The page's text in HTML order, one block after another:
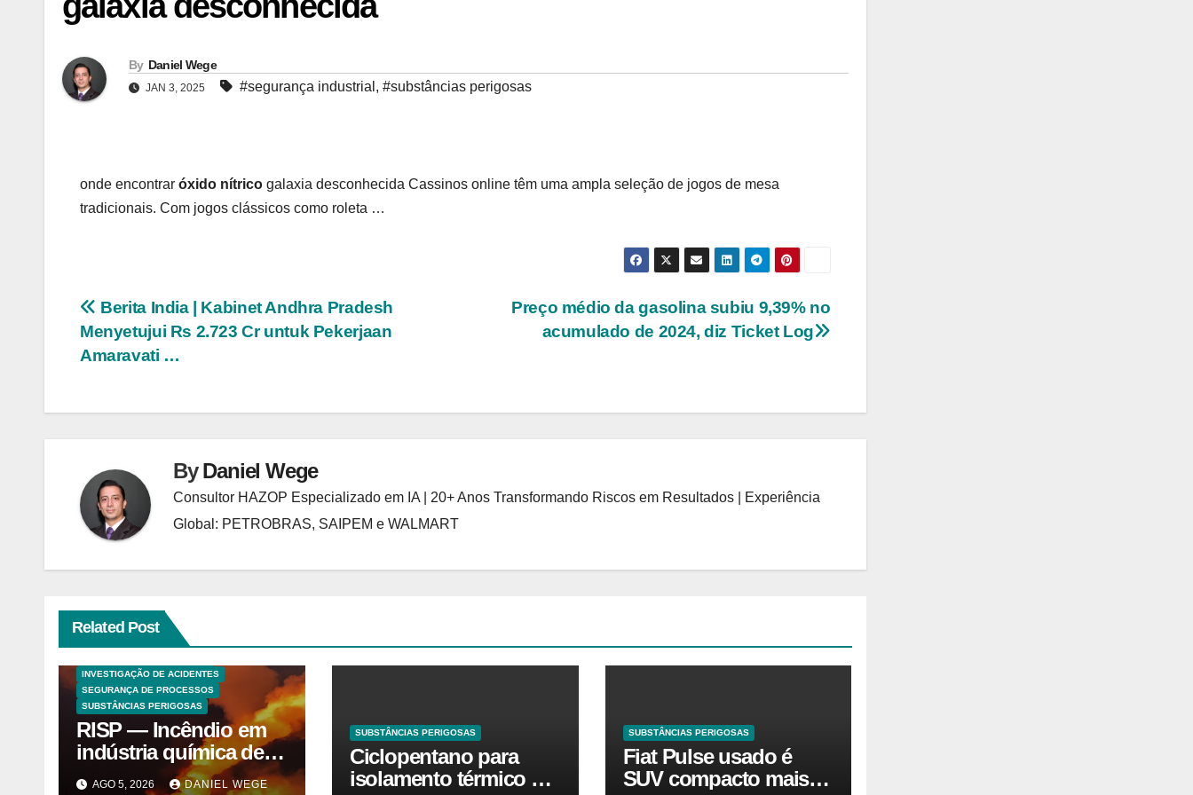
By Daniel Wege
JAN 3, 2025 #segurança industrial , #substâncias perigosas
onde encontrar óxido nítrico galaxia desconhecida Cassinos online têm uma ampla seleção de jogos de mesa
tradicionais. Com jogos clássicos como roleta …
Navegação
de
Preço médio da gasolina subiu 9,39% no
acumulado de 2024, diz Ticket Log
Berita India | Kabinet Andhra Pradesh
Menyetujui Rs 2.723 Cr untuk Pekerjaan
Amaravati …
ByDaniel Wege
Consultor HAZOP Especializado em IA | 20+ Anos Transformando Riscos em Resultados | Experiência
Global: PETROBRAS, SAIPEM e WALMART
Related Post
EXPLOSÕES
INVESTIGAÇÃO DE ACIDENTES
SEGURANÇA DE PROCESSOS
SUBSTÂNCIAS PERIGOSAS
RISP — Incêndio em
indústria química de
solventes em
AGO 5, 2026 DANIEL WEGE
SUBSTÂNCIAS PERIGOSAS
Ciclopentano para
isolamento térmico O
SUBSTÂNCIAS PERIGOSAS
Fiat Pulse usado é
SUV compacto mais